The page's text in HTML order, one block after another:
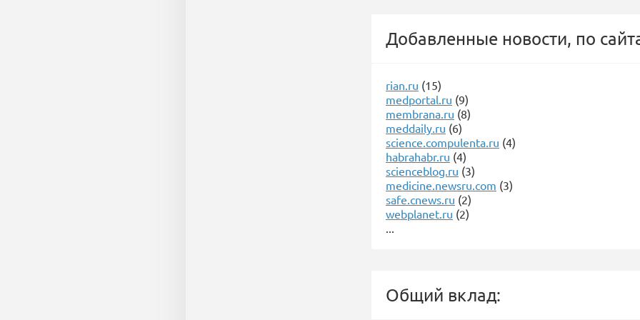
Добавленные новости, по
rian.ru (15)
medportal.ru (9)
membrana.ru (8)
meddaily.ru (6)
science.compulenta.ru (4)
habrahabr.ru (4)
scienceblog.ru (3)
medicine.newsru.com (3)
safe.cnews.ru (2)
webplanet.ru (2)
...
Общий вклад: